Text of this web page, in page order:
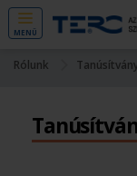
MENÜ
Rólunk